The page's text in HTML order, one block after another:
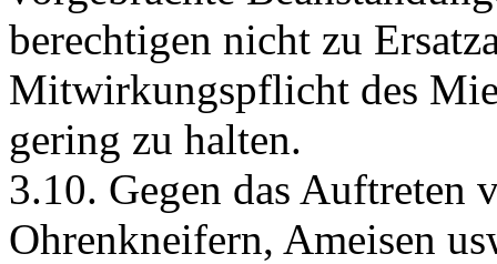
berechtigen nicht zu
Mitwirkungspflicht des
gering zu halten.
3.10. Gegen das Auftreten
Ohrenkneifern, Ameisen